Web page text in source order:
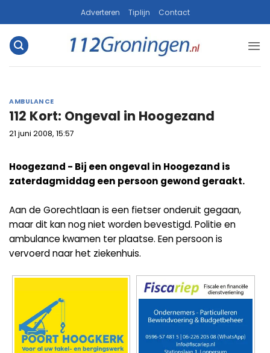
naar
inhoud
Adverteren Tiplijn Contact
AMBULANCE
112 Kort: Ongeval in Hoogezand
21 juni 2008, 15:57
Hoogezand - Bij een ongeval in Hoogezand is
zaterdagmiddag een persoon gewond geraakt.
Aan de Gorechtlaan is een fietser onderuit gegaan,
maar dit kan nog niet worden bevestigd. Politie en
ambulance kwamen ter plaatse. Een persoon is
vervoerd naar het ziekenhuis.